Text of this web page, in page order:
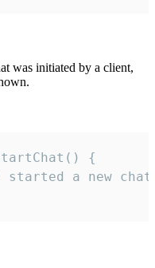
was initiated by a client,
{
started a new